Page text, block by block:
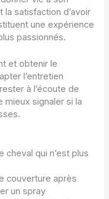
satisfaction d’avoir
une expérience
passionnés.
et obtenir le
l’entretien
à l’écoute de
mieux signaler si la
qui n’est plus
couverture après
un spray